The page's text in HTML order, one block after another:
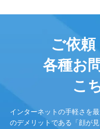
ご依頼
各種お
こ
インターネットの手軽さを
のデメリットである「顔が